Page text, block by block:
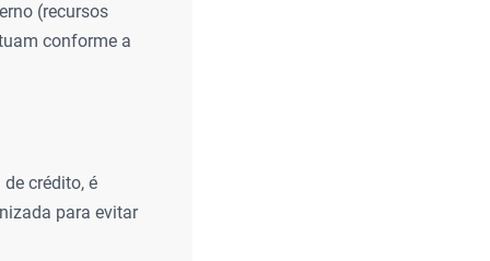
(recursos
conforme a
crédito, é
para evitar